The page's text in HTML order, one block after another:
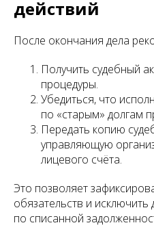
действий
После окончания дела
Получить судебный
процедуры.
Убедиться, что
по «старым» долгам
Передать копию
управляющую
лицевого счёта.
Это позволяет
обязательств и
по списанной